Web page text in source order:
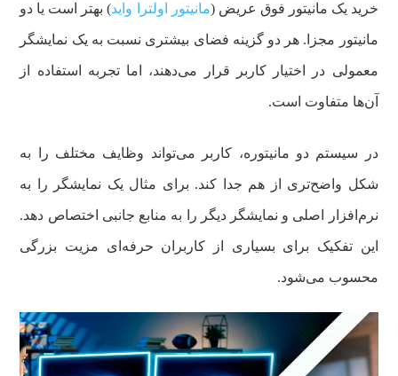
خرید یک مانیتور فوق عریض (مانیتور اولترا واید) بهتر است یا دو
مانیتور مجزا. هر دو گزینه فضای بیشتری نسبت به یک نمایشگر
معمولی در اختیار کاربر قرار می‌دهند، اما تجربه استفاده از
آن‌ها متفاوت است.
در سیستم دو مانیتوره، کاربر می‌تواند وظایف مختلف را به
شکل واضح‌تری از هم جدا کند. برای مثال یک نمایشگر را به
نرم‌افزار اصلی و نمایشگر دیگر را به منابع جانبی اختصاص دهد.
این تفکیک برای بسیاری از کاربران حرفه‌ای مزیت بزرگی
محسوب می‌شود.